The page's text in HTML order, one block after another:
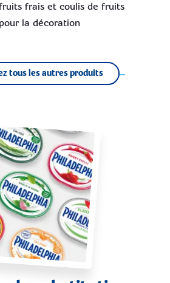
frais et coulis de fruits
pour la décoration
tous les autres produits